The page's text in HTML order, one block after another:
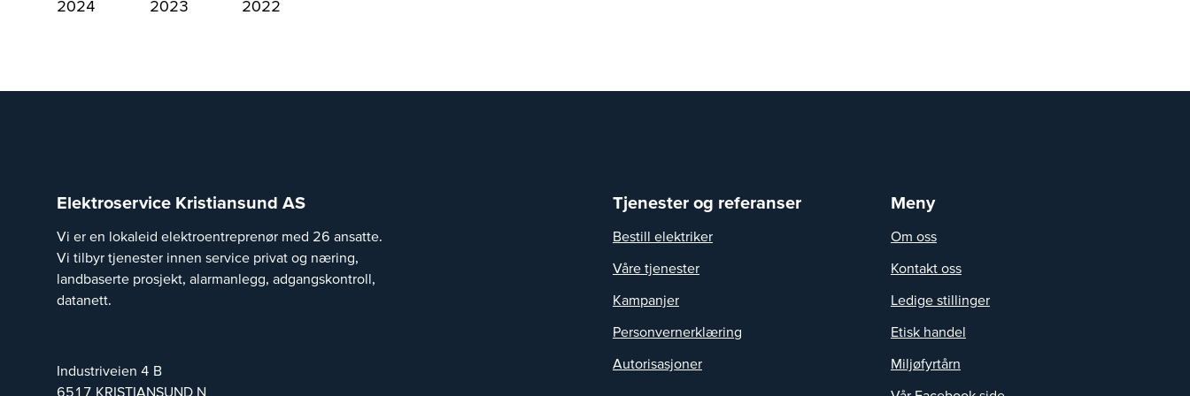
2024
2023
2022
Elektroservice Kristiansund AS
Vi er en lokaleid elektroentreprenør med 26 ansatte.
Vi tilbyr tjenester innen service privat og næring,
landbaserte prosjekt, alarmanlegg, adgangskontroll,
datanett.
Industriveien 4 B
6517 KRISTIANSUND N
Tjenester og referanser
Bestill elektriker
Våre tjenester
Kampanjer
Personvernerklæring
Autorisasjoner
Meny
Om oss
Kontakt oss
Ledige stillinger
Etisk handel
Miljøfyrtårn